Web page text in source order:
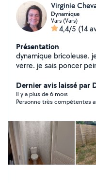
Virginie
Dynamique
Vars (Vars)
4,4/5 (14
Présentation
dynamique bricoleuse.
verre. je sais poncer
monte également des
bref n'hésitez pas à me
complémentaires je
Dernier avis laissé par
Il y a plus de 6 mois